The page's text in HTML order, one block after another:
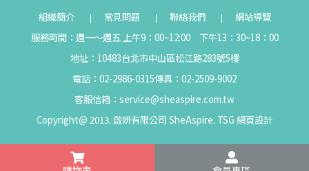
組織簡介 常見問題 聯絡我們
網站導覽
服務時間：週一～週五 上午9：00~12:00 下午13：30~18：00
地址：10483台北市中山區松江路283號5樓
電話：02-2986-0315傳真：02-2509-9002
客服信箱： service@sheaspire.com.tw
Copyright@ 2013. 啟妍有限公司 SheAspire. TSG 網頁設計